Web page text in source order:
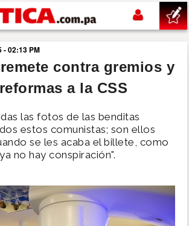
principal
- 02:13 PM
contra gremios y
a la CSS
las fotos de las benditas
estos comunistas; son ellos
se les acaba el billete, como
no hay conspiración".